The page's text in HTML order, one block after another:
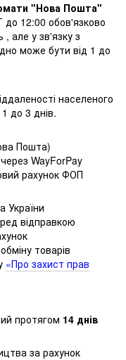
"Нова Пошта"
12:00 обов'язково
але у зв'язку з
може бути від 1 до
населеного
до 3 днів.
Пошта)
WayForPay
рахунок ФОП
України
відправкою
товарів
«Про захист прав
протягом 14 днів
за рахунок